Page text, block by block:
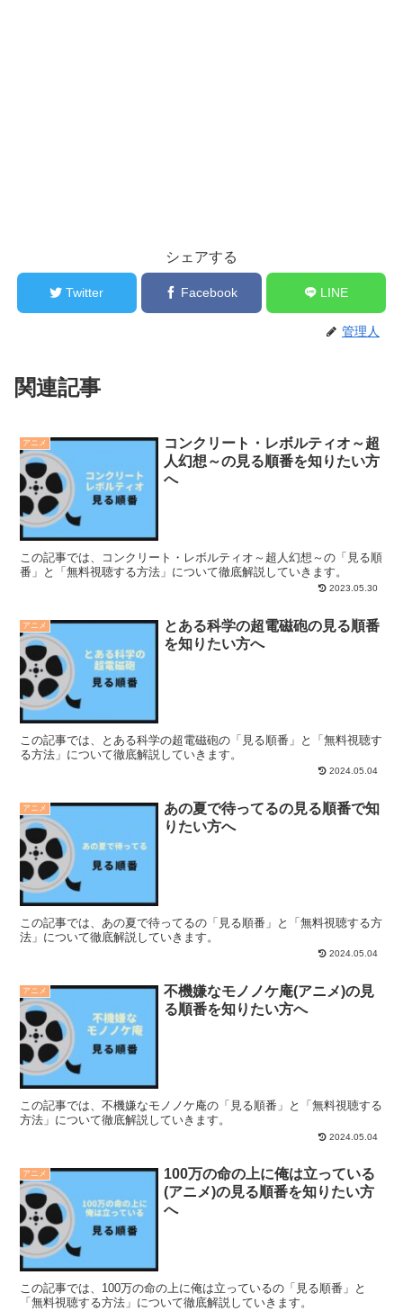
シェアする
Twitter Facebook LINE
管理人
関連記事
アニメ
コンクリート・レボルティオ～超
人幻想～の見る順番を知りたい方
へ
この記事では、コンクリート・レボルティオ～超人幻想～の「見る順
番」と「無料視聴する方法」について徹底解説していきます。
2023.05.30
アニメ
とある科学の超電磁砲の見る順番
を知りたい方へ
この記事では、とある科学の超電磁砲の「見る順番」と「無料視聴す
る方法」について徹底解説していきます。
2024.05.04
アニメ
あの夏で待ってるの見る順番で知
りたい方へ
この記事では、あの夏で待ってるの「見る順番」と「無料視聴する方
法」について徹底解説していきます。
2024.05.04
アニメ
不機嫌なモノノケ庵(アニメ)の見
る順番を知りたい方へ
この記事では、不機嫌なモノノケ庵の「見る順番」と「無料視聴する
方法」について徹底解説していきます。
2024.05.04
アニメ
100万の命の上に俺は立っている
(アニメ)の見る順番を知りたい方
へ
この記事では、100万の命の上に俺は立っているの「見る順番」と
「無料視聴する方法」について徹底解説していきます。